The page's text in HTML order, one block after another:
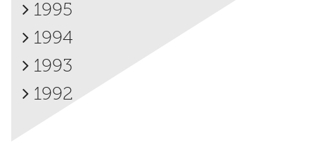
1995
1994
1993
1992